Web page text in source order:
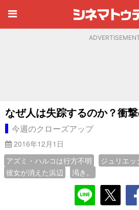
なぜ人は失踪するのか？衝
今週のクローズアップ
2016年12月1日
アズミ・ハルコは行方不明
ジュリエッ
彼女が消えた浜辺
渇き。